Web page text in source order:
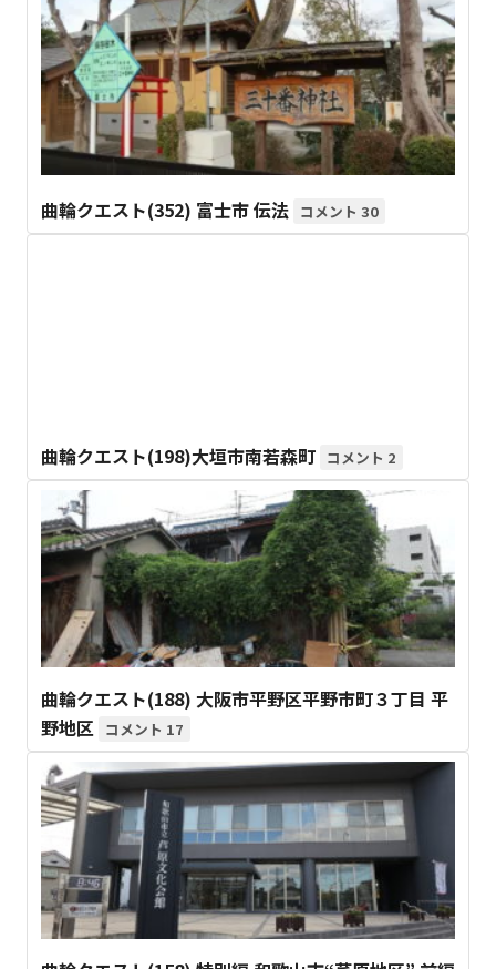
曲輪クエスト(352) 富士市 伝法 30
曲輪クエスト(198)大垣市南若森町 2
曲輪クエスト(188) 大阪市平野区平野市町３丁目 平
野地区
17